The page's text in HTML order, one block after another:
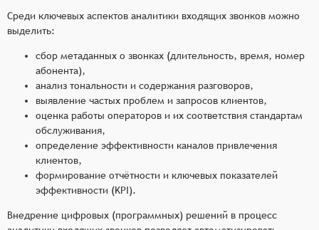
Среди ключевых аспектов аналитики входящих звонков можно
выделить:
сбор метаданных о звонках (длительность, время, номер
абонента),
анализ тональности и содержания разговоров,
выявление частых проблем и запросов клиентов,
оценка работы операторов и их соответствия стандартам
обслуживания,
определение эффективности каналов привлечения
клиентов,
формирование отчётности и ключевых показателей
эффективности (KPI).
Внедрение цифровых (программных) решений в процесс